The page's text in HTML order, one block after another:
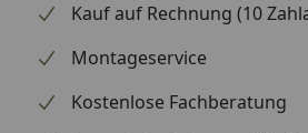
Kauf auf Rechnung (10
Montageservice
Kostenlose Fachberatung